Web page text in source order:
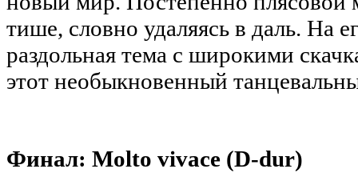
тише, словно удаляясь в даль. На
раздольная тема с широкими
этот необыкновенный
Финал: Molto vivace (D-dur)